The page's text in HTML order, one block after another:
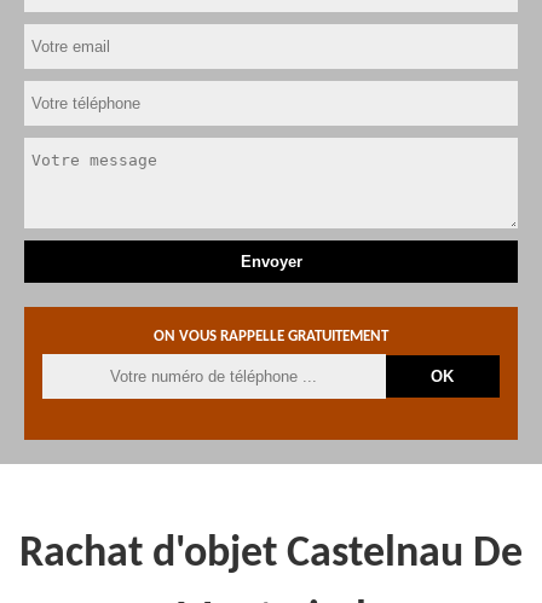
ON VOUS RAPPELLE GRATUITEMENT
Rachat d'objet Castelnau De